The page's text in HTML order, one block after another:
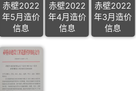
赤壁2022
年5月造价
信息
赤壁2022
年4月造价
信息
赤壁2022
年3月造价
信息